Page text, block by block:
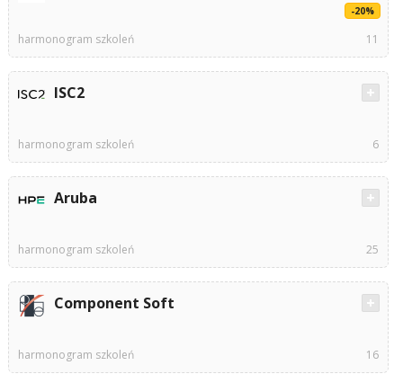
-20%
harmonogram szkoleń 11
ISC2
harmonogram szkoleń 6
Aruba
harmonogram szkoleń 25
Component Soft
harmonogram szkoleń 16